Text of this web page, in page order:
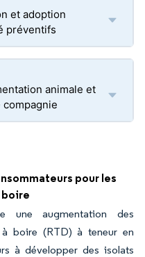
et adoption
préventifs
animale et
compagnie
pour les
une augmentation des
boire (RTD) à teneur en
à développer des isolats